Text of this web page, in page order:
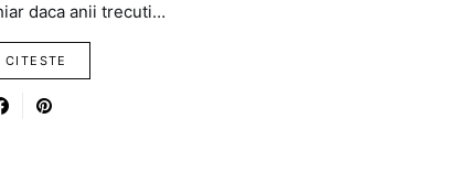
daca anii trecuti…
CITESTE